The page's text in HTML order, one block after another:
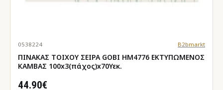
0538224 B2bmarkt
ΠΙΝΑΚΑΣ TOIXOY ΣΕΙΡΑ GOBI HM4776 ΕΚΤΥΠΩΜΕΝΟΣ
ΚΑΜΒΑΣ 100x3(πάχος)x70Υεκ.
44.90€